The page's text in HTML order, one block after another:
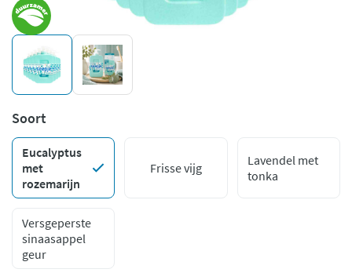
Soort
Eucalyptus
met
rozemarijn
Frisse vijg
Lavendel met
tonka
Versgeperste
sinaasappel
geur